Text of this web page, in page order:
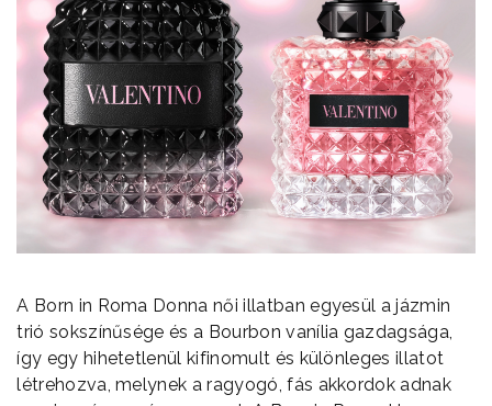
A Born in Roma Donna női illatban egyesül a jázmin
trió sokszínűsége és a Bourbon vanília gazdagsága,
így egy hihetetlenül kifinomult és különleges illatot
létrehozva, melynek a ragyogó, fás akkordok adnak